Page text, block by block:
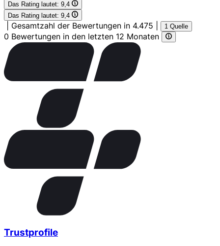
Das Rating lautet: 9,4
Das Rating lautet: 9,4
Gesamtzahl der Bewertungen in 4.475 1 Quelle
0 Bewertungen in den letzten 12 Monaten
Trustprofile